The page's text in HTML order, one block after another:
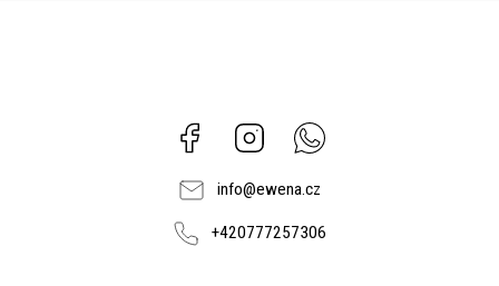
Facebook Instagram
info@ewena.cz
+420777257306